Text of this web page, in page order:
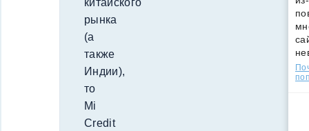
китайского
рынка
(а
также
Индии),
то
Mi
Credit